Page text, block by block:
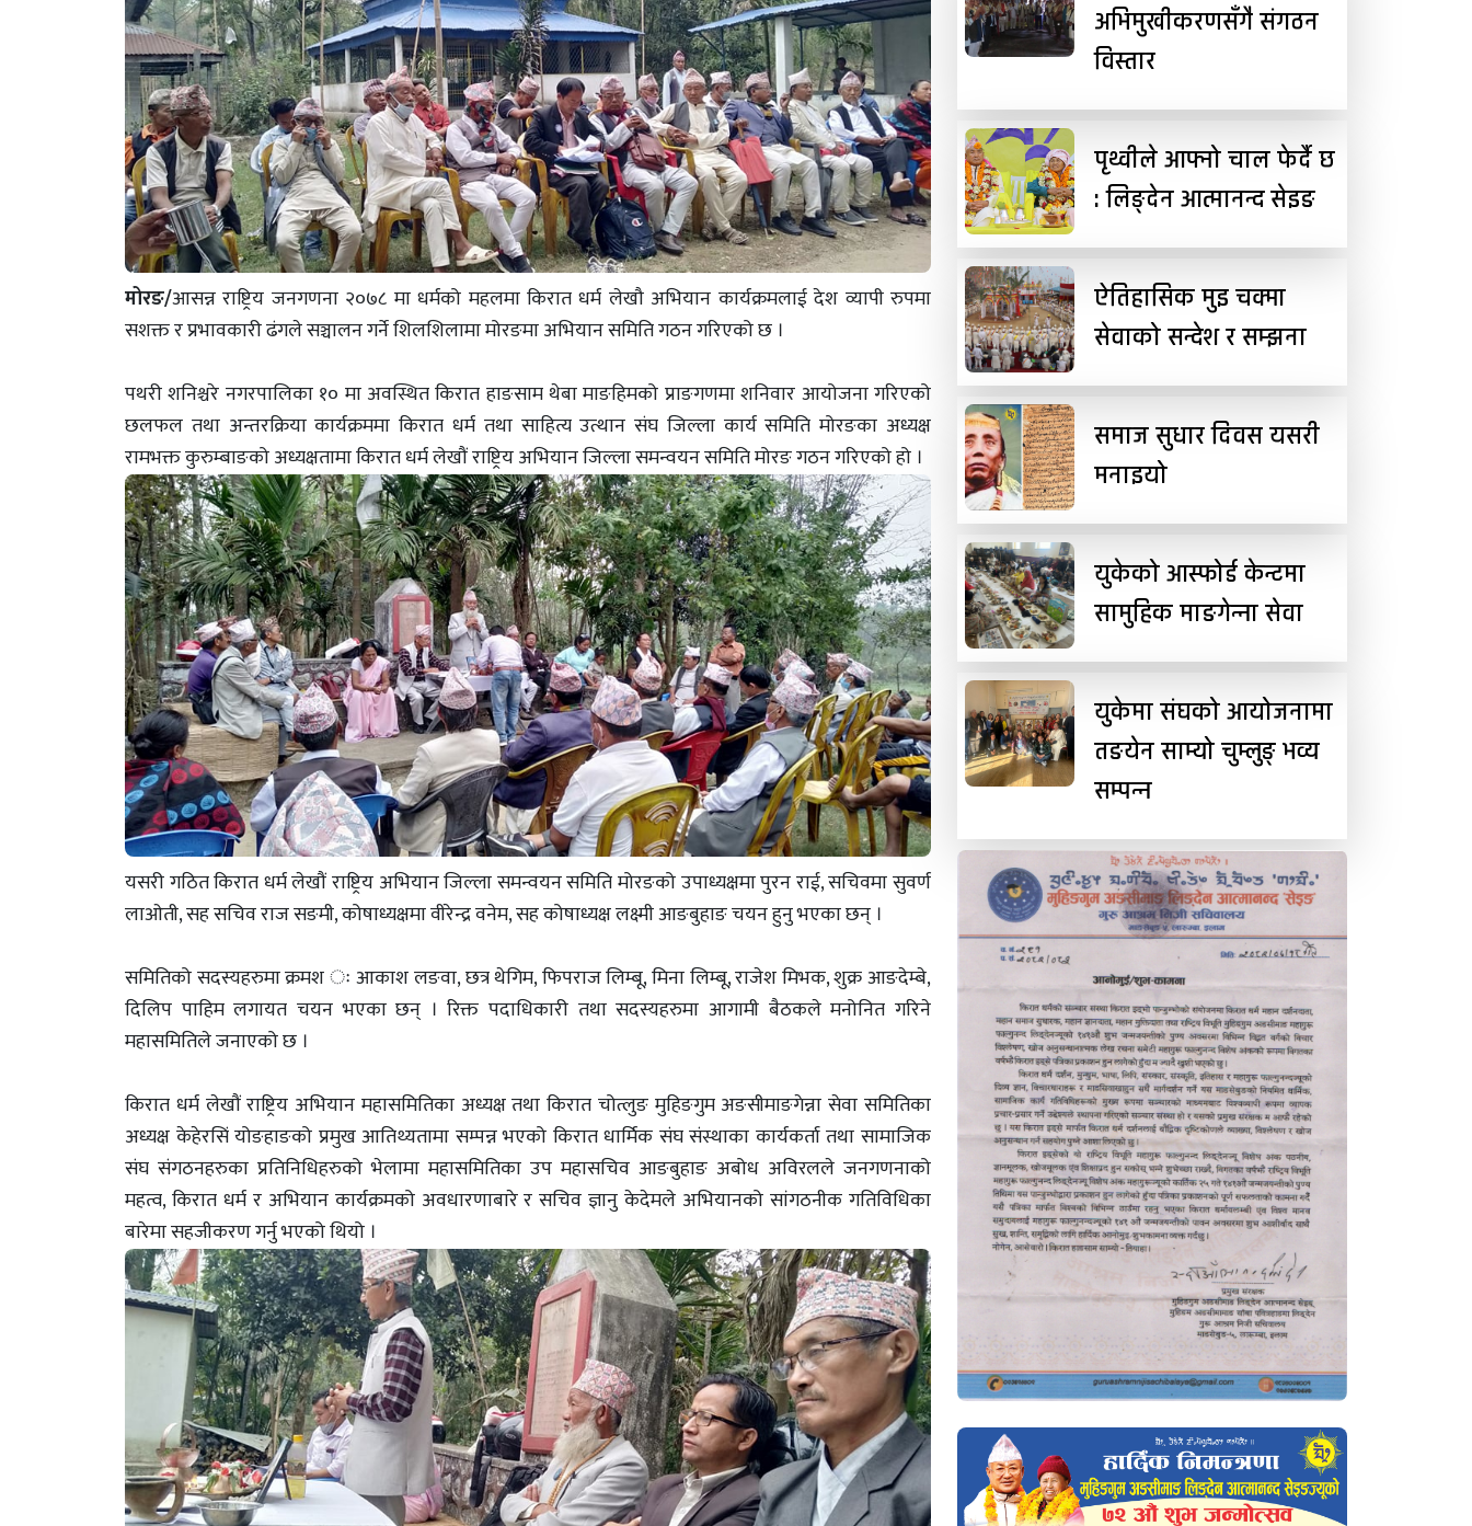
मोरङ/आसन्न राष्ट्रिय जनगणना २०७८ मा धर्मको महलमा किरात धर्म लेखौ अभियान कार्यक्रमलाई देश व्यापी रुपमा
सशक्त र प्रभावकारी ढंगले सञ्चालन गर्ने शिलशिलामा मोरङमा अभियान समिति गठन गरिएको छ ।
पथरी शनिश्चरे नगरपालिका १० मा अवस्थित किरात हाङसाम थेबा माङहिमको प्राङगणमा शनिवार आयोजना गरिएको
छलफल तथा अन्तरक्रिया कार्यक्रममा किरात धर्म तथा साहित्य उत्थान संघ जिल्ला कार्य समिति मोरङका अध्यक्ष
रामभक्त कुरुम्बाङको अध्यक्षतामा किरात धर्म लेखौं राष्ट्रिय अभियान जिल्ला समन्वयन समिति मोरङ गठन गरिएको हो ।
यसरी गठित किरात धर्म लेखौं राष्ट्रिय अभियान जिल्ला समन्वयन समिति मोरङको उपाध्यक्षमा पुरन राई, सचिवमा सुवर्ण
लाओती, सह सचिव राज सङमी, कोषाध्यक्षमा वीरेन्द्र वनेम, सह कोषाध्यक्ष लक्ष्मी आङबुहाङ चयन हुनु भएका छन् ।
समितिको सदस्यहरुमा क्रमश ः आकाश लङवा, छत्र थेगिम, फिपराज लिम्बू, मिना लिम्बू, राजेश मिभक, शुक्र आङदेम्बे,
दिलिप पाहिम लगायत चयन भएका छन् । रिक्त पदाधिकारी तथा सदस्यहरुमा आगामी बैठकले मनोनित गरिने
महासमितिले जनाएको छ ।
किरात धर्म लेखौं राष्ट्रिय अभियान महासमितिका अध्यक्ष तथा किरात चोत्लुङ मुहिङगुम अङसीमाङगेन्ना सेवा समितिका
अध्यक्ष केहेरसिं योङहाङको प्रमुख आतिथ्यतामा सम्पन्न भएको किरात धार्मिक संघ संस्थाका कार्यकर्ता तथा सामाजिक
संघ संगठनहरुका प्रतिनिधिहरुको भेलामा महासमितिका उप महासचिव आङबुहाङ अबोध अविरलले जनगणनाको
महत्व, किरात धर्म र अभियान कार्यक्रमको अवधारणाबारे र सचिव ज्ञानु केदेमले अभियानको सांगठनीक गतिविधिका
बारेमा सहजीकरण गर्नु भएको थियो ।
अभिमुखीकरणसँगै संगठन
विस्तार
पृथ्वीले आफ्नो चाल फेर्दै छ
: लिङ्देन आत्मानन्द सेइङ
ऐतिहासिक मुइ चक्मा
सेवाको सन्देश र सम्झना
समाज सुधार दिवस यसरी
मनाइयो
युकेको आस्फोर्ड केन्टमा
सामुहिक माङगेन्ना सेवा
युकेमा संघको आयोजनामा
तङयेन साम्यो चुम्लुङ् भव्य
सम्पन्न